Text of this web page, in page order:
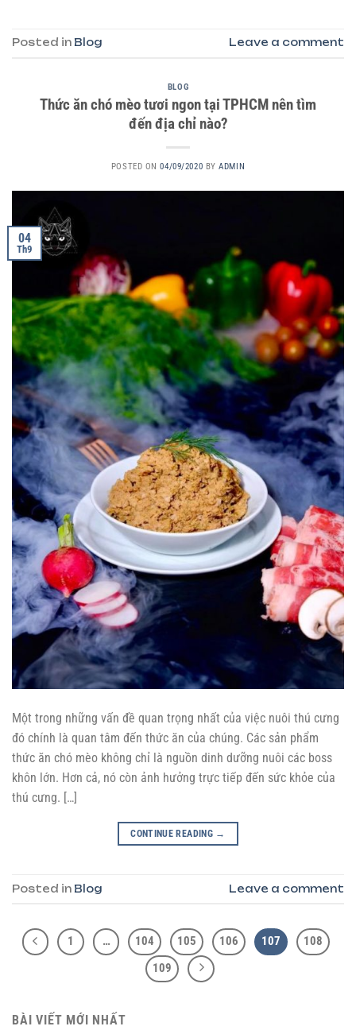
Posted in Blog Leave a comment
BLOG
Thức ăn chó mèo tươi ngon tại TPHCM nên tìm
đến địa chỉ nào?
POSTED ON04/09/2020 BYADMIN
04
Th9
Một trong những vấn đề quan trọng nhất của việc nuôi thú cưng
đó chính là quan tâm đến thức ăn của chúng. Các sản phẩm
thức ăn chó mèo không chỉ là nguồn dinh dưỡng nuôi các boss
khôn lớn. Hơn cả, nó còn ảnh hưởng trực tiếp đến sức khỏe của
thú cưng. […]
CONTINUE READING →
Posted in Blog Leave a comment
1 … 104 105 106 107
108
109
BÀI VIẾT MỚI NHẤT